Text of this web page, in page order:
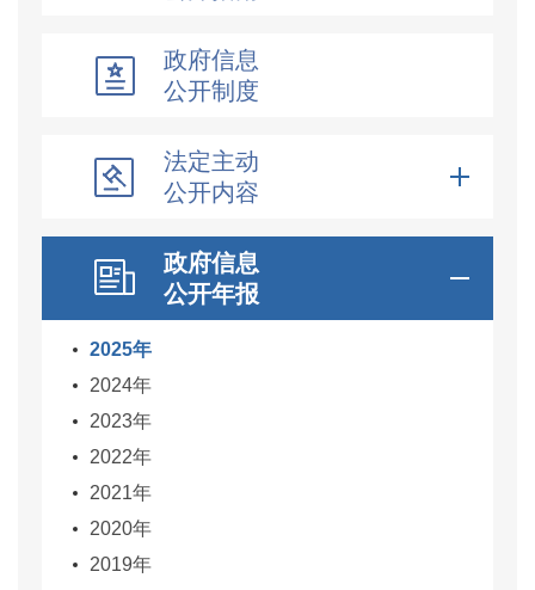
政府信息
公开制度
法定主动
公开内容
政府信息
公开年报
2025年
2024年
2023年
2022年
2021年
2020年
2019年